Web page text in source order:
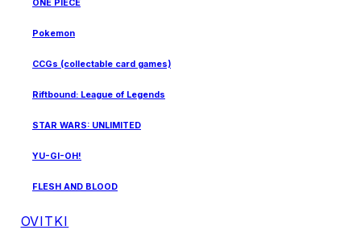
ONE PIECE
Pokemon
CCGs (collectable card games)
Riftbound: League of Legends
STAR WARS: UNLIMITED
YU-GI-OH!
FLESH AND BLOOD
OVITKI